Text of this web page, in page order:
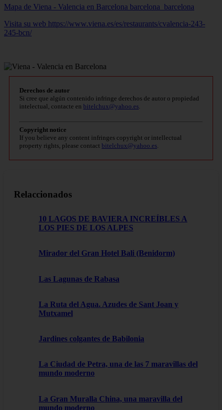
Mapa de Viena - Valencia en Barcelona barcelona_barcelona
Visita su web https://www.viena.es/es/restaurants/cvalencia-243-
245-bcn/
Derechos de autor
Si cree que algún contenido infringe derechos de autor o propiedad
intelectual, contacte en bitelchux@yahoo.es
Copyright notice
If you believe any content infringes copyright or intellectual
property rights, please contact bitelchux@yahoo.es
Relaccionados
10 LAGOS DE BAVIERA INCREÍBLES A
LOS PIES DE LOS ALPES
Mirador del Gran Hotel Bali (Benidorm)
Las Lagunas de Rabasa
La Ruta del Agua. Azudes de Sant Joan y
Mutxamel
Jardines colgantes de Babilonia
La Ciudad de Petra, una de las 7 maravillas del
mundo moderno
La Gran Muralla China, una maravilla del
mundo moderno